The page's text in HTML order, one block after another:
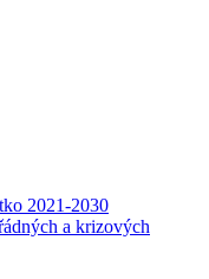
2021-2030
a krizových